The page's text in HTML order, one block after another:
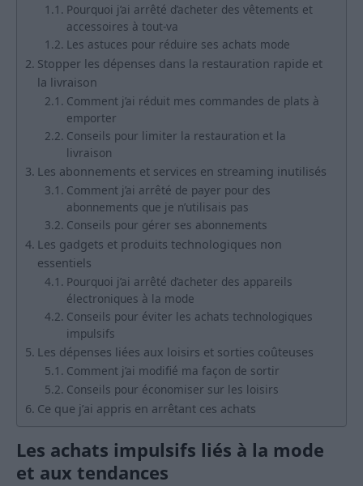
Pourquoi j’ai arrêté d’acheter des vêtements et
accessoires à tout-va
Les astuces pour réduire ses achats mode
Stopper les dépenses dans la restauration rapide et
la livraison
Comment j’ai réduit mes commandes de plats à
emporter
Conseils pour limiter la restauration et la
livraison
Les abonnements et services en streaming inutilisés
Comment j’ai arrêté de payer pour des
abonnements que je n’utilisais pas
Conseils pour gérer ses abonnements
Les gadgets et produits technologiques non
essentiels
Pourquoi j’ai arrêté d’acheter des appareils
électroniques à la mode
Conseils pour éviter les achats technologiques
impulsifs
Les dépenses liées aux loisirs et sorties coûteuses
Comment j’ai modifié ma façon de sortir
Conseils pour économiser sur les loisirs
Ce que j’ai appris en arrêtant ces achats
Les achats impulsifs liés à la mode
et aux tendances